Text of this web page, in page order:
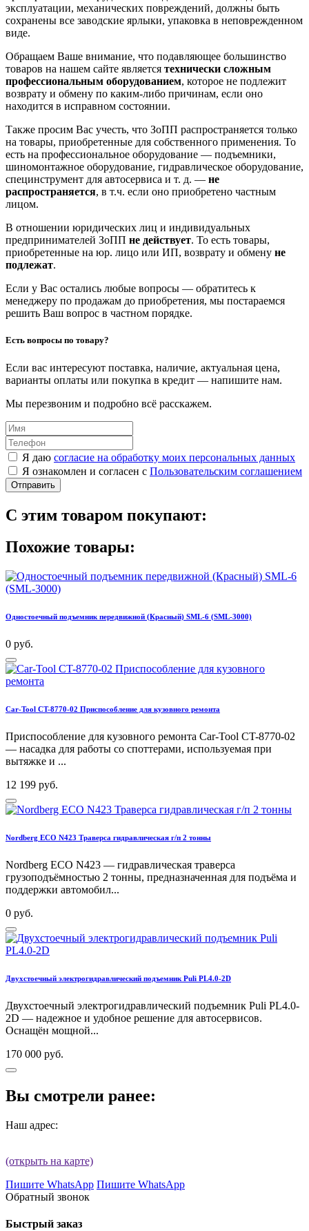
эксплуатации, механических повреждений, должны быть
сохранены все заводские ярлыки, упаковка в неповрежденном
виде.
Обращаем Ваше внимание, что подавляющее большинство
товаров на нашем сайте является технически сложным
профессиональным оборудованием, которое не подлежит
возврату и обмену по каким-либо причинам, если оно
находится в исправном состоянии.
Также просим Вас учесть, что ЗоПП распространяется только
на товары, приобретенные для собственного применения. То
есть на профессиональное оборудование — подъемники,
шиномонтажное оборудование, гидравлическое оборудование,
специнструмент для автосервиса и т. д. — не
распространяется, в т.ч. если оно приобретено частным
лицом.
В отношении юридических лиц и индивидуальных
предпринимателей ЗоПП не действует. То есть товары,
приобретенные на юр. лицо или ИП, возврату и обмену не
подлежат.
Если у Вас остались любые вопросы — обратитесь к
менеджеру по продажам до приобретения, мы постараемся
решить Ваш вопрос в частном порядке.
Есть вопросы по товару?
Если вас интересуют поставка, наличие, актуальная цена,
варианты оплаты или покупка в кредит — напишите нам.
Мы перезвоним и подробно всё расскажем.
Я даю согласие на обработку моих персональных данных
Я ознакомлен и согласен с Пользовательским соглашением
Отправить
С этим товаром покупают:
Похожие товары:
Одностоечный подъемник передвижной (Красный) SML-6 (SML-3000)
0 руб.
Car-Tool CT-8770-02 Приспособление для кузовного ремонта
Приспособление для кузовного ремонта Car-Tool CT-8770-02
— насадка для работы со споттерами, используемая при
вытяжке и ...
12 199 руб.
Nordberg ECO N423 Траверса гидравлическая г/п 2 тонны
Nordberg ECO N423 — гидравлическая траверса
грузоподъёмностью 2 тонны, предназначенная для подъёма и
поддержки автомобил...
0 руб.
Двухстоечный электрогидравлический подъемник Puli PL4.0-2D
Двухстоечный электрогидравлический подъемник Puli PL4.0-
2D — надежное и удобное решение для автосервисов.
Оснащён мощной...
170 000 руб.
Вы смотрели ранее:
Наш адрес:
(открыть на карте)
Пишите WhatsApp Пишите WhatsApp
Обратный звонок
Быстрый заказ